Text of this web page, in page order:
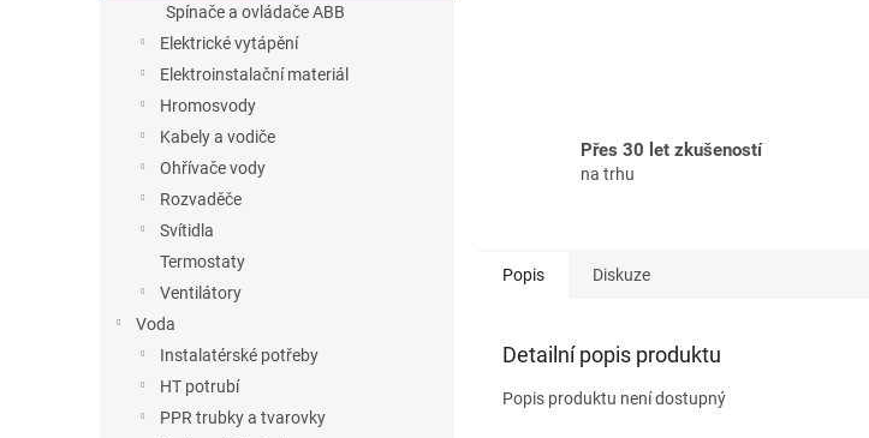
Spínače a ovládače ABB
Elektrické vytápění
Elektroinstalační materiál
Hromosvody
Kabely a vodiče
Ohřívače vody
Rozvaděče
Svítidla
Termostaty
Ventilátory
Voda
Instalatérské potřeby
HT potrubí
PPR trubky a tvarovky
Přes 30 let zkušeností
na trhu
Popis Diskuze
Detailní popis produktu
Popis produktu není dostupný